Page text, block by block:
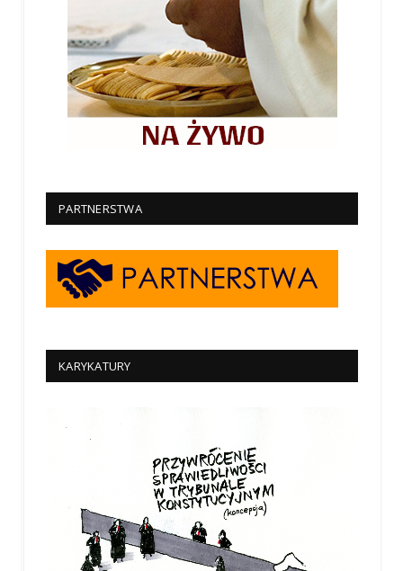
PARTNERSTWA
KARYKATURY